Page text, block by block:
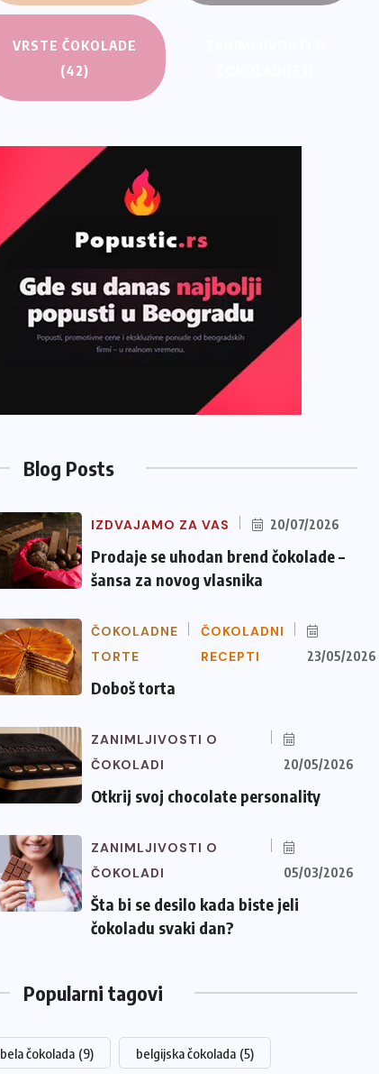
VRSTE ČOKOLADE
(42)
Blog Posts
IZDVAJAMO ZA VAS 20/07/2026
Prodaje se uhodan brend čokolade –
šansa za novog vlasnika
ČOKOLADNE
TORTE
ČOKOLADNI
RECEPTI
23/05/2026
Doboš torta
ZANIMLJIVOSTI O
ČOKOLADI
20/05/2026
Otkrij svoj chocolate personality
ZANIMLJIVOSTI O
ČOKOLADI
05/03/2026
Šta bi se desilo kada biste jeli
čokoladu svaki dan?
Popularni tagovi
bela čokolada (9) belgijska čokolada (5)